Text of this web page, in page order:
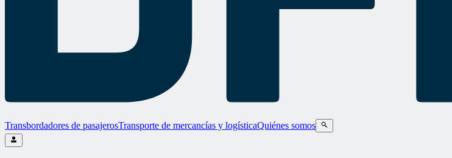
Transbordadores de pasajerosTransporte de mercancías y logísticaQuiénes somos